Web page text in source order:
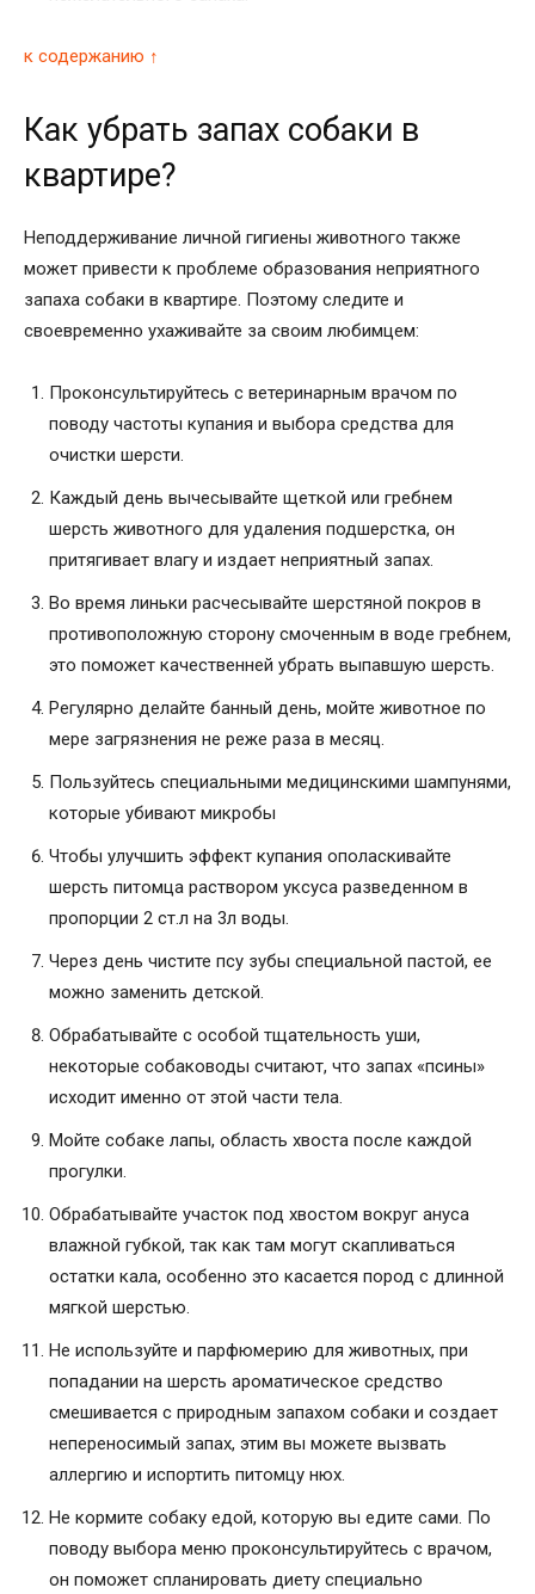
к содержанию ↑
Как убрать запах собаки в
квартире?
Неподдерживание личной гигиены животного также
может привести к проблеме образования неприятного
запаха собаки в квартире. Поэтому следите и
своевременно ухаживайте за своим любимцем:
Проконсультируйтесь с ветеринарным врачом по
поводу частоты купания и выбора средства для
очистки шерсти.
Каждый день вычесывайте щеткой или гребнем
шерсть животного для удаления подшерстка, он
притягивает влагу и издает неприятный запах.
Во время линьки расчесывайте шерстяной покров в
противоположную сторону смоченным в воде гребнем,
это поможет качественней убрать выпавшую шерсть.
Регулярно делайте банный день, мойте животное по
мере загрязнения не реже раза в месяц.
Пользуйтесь специальными медицинскими шампунями,
которые убивают микробы
Чтобы улучшить эффект купания ополаскивайте
шерсть питомца раствором уксуса разведенном в
пропорции 2 ст.л на 3л воды.
Через день чистите псу зубы специальной пастой, ее
можно заменить детской.
Обрабатывайте с особой тщательность уши,
некоторые собаководы считают, что запах «псины»
исходит именно от этой части тела.
Мойте собаке лапы, область хвоста после каждой
прогулки.
Обрабатывайте участок под хвостом вокруг ануса
влажной губкой, так как там могут скапливаться
остатки кала, особенно это касается пород с длинной
мягкой шерстью.
Не используйте и парфюмерию для животных, при
попадании на шерсть ароматическое средство
смешивается с природным запахом собаки и создает
непереносимый запах, этим вы можете вызвать
аллергию и испортить питомцу нюх.
Не кормите собаку едой, которую вы едите сами. По
поводу выбора меню проконсультируйтесь с врачом,
он поможет спланировать диету специально